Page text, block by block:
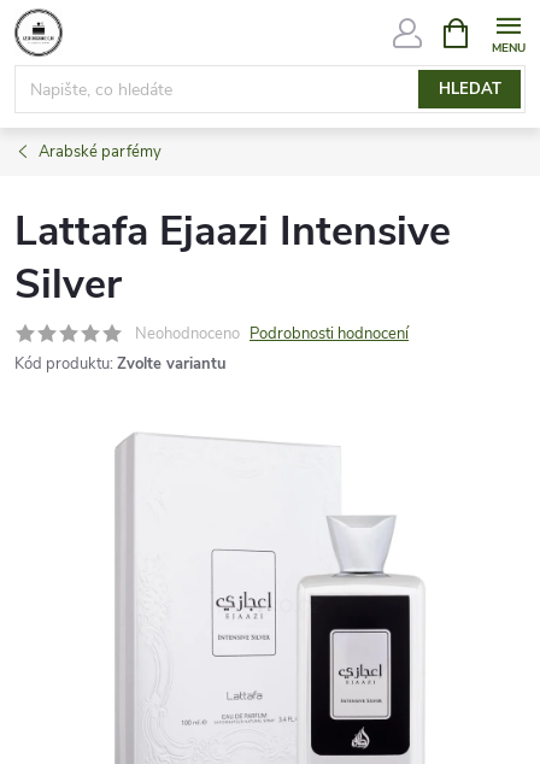
Přejít
na
obsah
HLEDAT
NÁKUPNÍ
KOŠÍK
Arabské parfémy
Lattafa Ejaazi Intensive
Silver
Neohodnoceno Podrobnosti hodnocení
Kód produktu: Zvolte variantu